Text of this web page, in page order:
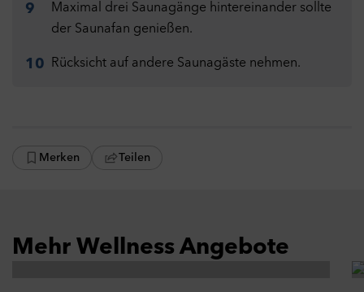
Maximal drei Saunagänge hintereinander sollte
der Saunafan genießen.
Rücksicht auf andere Saunagäste nehmen.
Merken Teilen
Mehr Wellness Angebote